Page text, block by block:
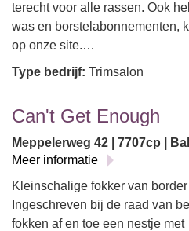
terecht voor alle rassen. Ook
was en borstelabonnementen,
op onze site.…
Type bedrijf: Trimsalon
Can't Get Enough
Meppelerweg 42 | 7707cp |
Meer informatie
Kleinschalige fokker van
Ingeschreven bij de raad van
fokken af en toe een nestje met